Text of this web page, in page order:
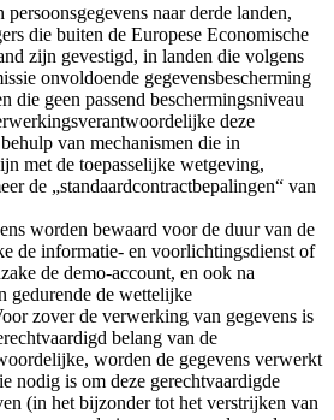
naar derde landen,
die buiten de Europese Economische
zijn gevestigd, in landen die volgens
onvoldoende gegevensbescherming
die geen passend beschermingsniveau
deze
van mechanismen die in
met de toepasselijke wetgeving,
de „standaardcontractbepalingen“ van
worden bewaard voor de duur van de
de informatie- en voorlichtingsdienst of
de demo-account, en ook na
gedurende de wettelijke
zover de verwerking van gegevens is
belang van de
worden de gegevens verwerkt
nodig is om deze gerechtvaardigde
(in het bijzonder tot het verstrijken van